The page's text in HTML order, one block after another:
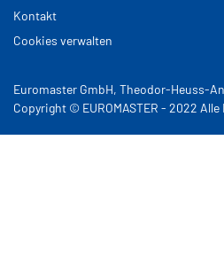
Kontakt
Cookies verwalten
Euromaster GmbH, Theodor-Heuss-
Copyright © EUROMASTER - 2022